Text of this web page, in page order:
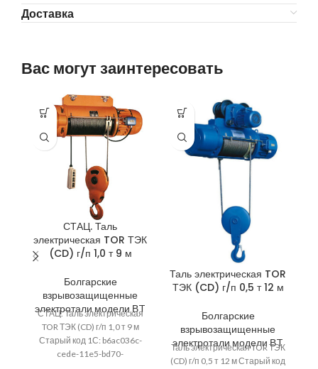
Доставка
Вас могут заинтересовать
СТАЦ. Таль
электрическая TOR ТЭК
(CD) г/п 1,0 т 9 м
Болгарские
взрывозащищенные
электротали модели ВT
СТАЦ. Таль электрическая
TOR ТЭК (CD) г/п 1,0 т 9 м
Старый код 1С: b6ac036c-
cede-11e5-bd70-
Таль электрическая TOR
ТЭК (CD) г/п 0,5 т 12 м
Болгарские
взрывозащищенные
электротали модели ВT
Таль электрическая TOR ТЭК
(CD) г/п 0,5 т 12 м Старый код